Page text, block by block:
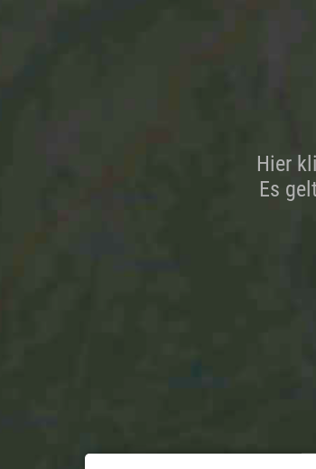
Hier
Es